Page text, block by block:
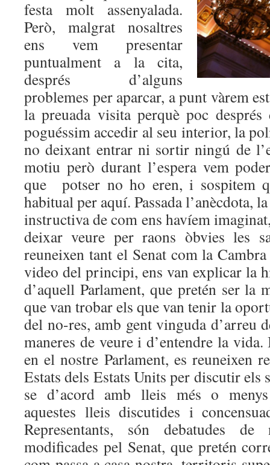
festa molt assenyalada.
Però, malgrat nosaltres
ens vem presentar
puntualment a la cita,
després d’alguns
problemes per aparcar, a punt vàrem
la preuada visita perquè poc
poguéssim accedir al seu interior, la
no deixant entrar ni sortir ningú de
motiu però durant l’espera vem
que potser no ho eren, i sospitem
habitual per aquí. Passada l’anècdota,
instructiva de com ens havíem
deixar veure per raons òbvies les
reuneixen tant el Senat com la
video del principi, ens van explicar la
d’aquell Parlament, que pretén ser
que van trobar els que van tenir la
del no-res, amb gent vinguda d’arreu
maneres de veure i d’entendre la
en el nostre Parlament, es reuneixen
Estats dels Estats Units per discutir els
se d’acord amb lleis més o menys
aquestes lleis discutides i
Representants, són debatudes
modificades pel Senat, que pretén